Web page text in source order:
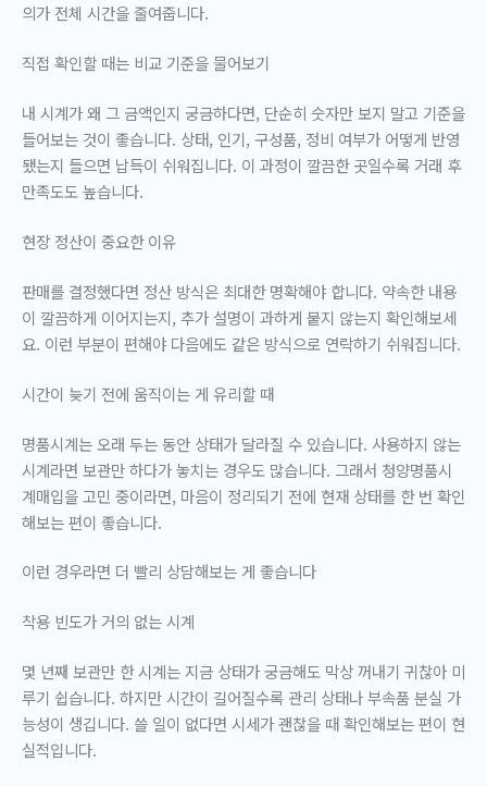
의가 전체 시간을 줄여줍니다.
직접 확인할 때는 비교 기준을 물어보기
내 시계가 왜 그 금액인지 궁금하다면, 단순히 숫자만 보지 말고 기준을
들어보는 것이 좋습니다. 상태, 인기, 구성품, 정비 여부가 어떻게 반영
됐는지 들으면 납득이 쉬워집니다. 이 과정이 깔끔한 곳일수록 거래 후
만족도도 높습니다.
현장 정산이 중요한 이유
판매를 결정했다면 정산 방식은 최대한 명확해야 합니다. 약속한 내용
이 깔끔하게 이어지는지, 추가 설명이 과하게 붙지 않는지 확인해보세
요. 이런 부분이 편해야 다음에도 같은 방식으로 연락하기 쉬워집니다.
시간이 늦기 전에 움직이는 게 유리할 때
명품시계는 오래 두는 동안 상태가 달라질 수 있습니다. 사용하지 않는
시계라면 보관만 하다가 놓치는 경우도 많습니다. 그래서 청양명품시
계매입을 고민 중이라면, 마음이 정리되기 전에 현재 상태를 한 번 확인
해보는 편이 좋습니다.
이런 경우라면 더 빨리 상담해보는 게 좋습니다
착용 빈도가 거의 없는 시계
몇 년째 보관만 한 시계는 지금 상태가 궁금해도 막상 꺼내기 귀찮아 미
루기 쉽습니다. 하지만 시간이 길어질수록 관리 상태나 부속품 분실 가
능성이 생깁니다. 쓸 일이 없다면 시세가 괜찮을 때 확인해보는 편이 현
실적입니다.